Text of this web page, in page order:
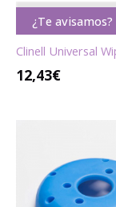
A G O T A D O
¿Te avisamos?
Clinell Universal
12,43€